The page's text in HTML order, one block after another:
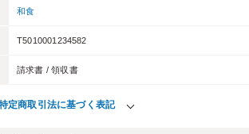
和食
T5010001234582
請求書 / 領収書
定商取引法に基づく表記